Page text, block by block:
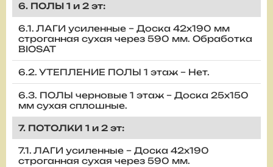
6. ПОЛЫ 1 и 2 эт:
6.1. ЛАГИ усиленные – Доска 42х190 мм
строганная сухая через 590 мм. Обработка
BIOSAT
6.2. УТЕПЛЕНИЕ ПОЛЫ 1 этаж – Нет.
6.3. ПОЛЫ черновые 1 этаж – Доска 25х150
мм сухая сплошные.
7. ПОТОЛКИ 1 и 2 эт:
7.1. ЛАГИ усиленные – Доска 42х190
строганная сухая через 590 мм.